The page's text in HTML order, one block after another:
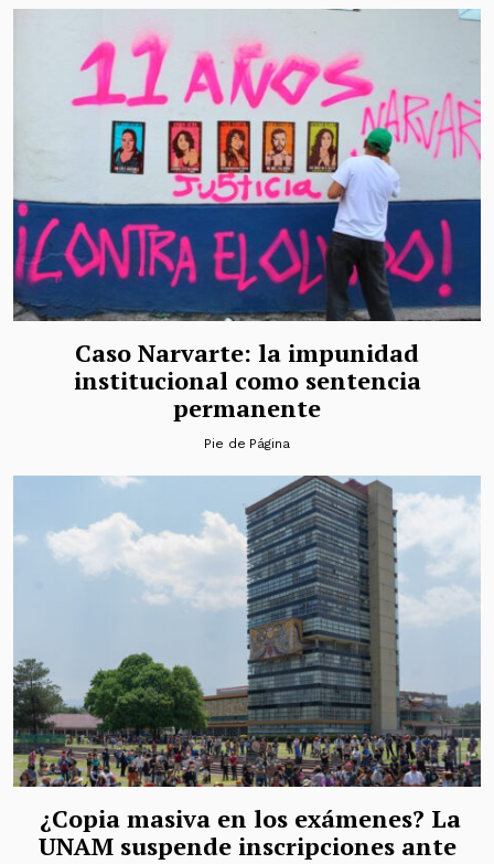
Caso Narvarte: la impunidad
institucional como sentencia
permanente
Pie de Página
¿Copia masiva en los exámenes? La
UNAM suspende inscripciones ante